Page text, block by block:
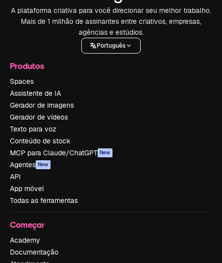
A plataforma criativa para você direcionar seu melhor trabalho.
Mais de 1 milhão de assinantes entre criativos, empresas,
agências e estúdios.
Português
Produtos
Spaces
Assistente de IA
Gerador de imagens
Gerador de vídeos
Texto para voz
Conteúdo de stock
MCP para Claude/ChatGPT New
Agentes New
API
App móvel
Todas as ferramentas
Começar
Academy
Documentação